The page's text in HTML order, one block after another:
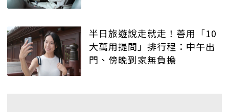
半日旅遊說走就走！善用「10
大萬用提問」排行程：中午出
門、傍晚到家無負擔